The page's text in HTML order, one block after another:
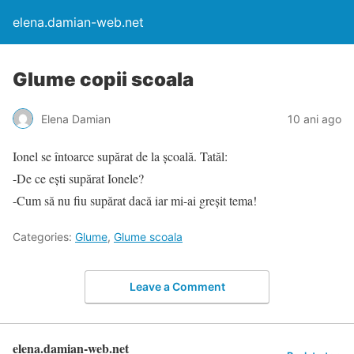
elena.damian-web.net
Glume copii scoala
Elena Damian 10 ani ago
Ionel se întoarce supărat de la școală. Tatăl:
-De ce ești supărat Ionele?
-Cum să nu fiu supărat dacă iar mi-ai greșit tema!
Categories: Glume, Glume scoala
Leave a Comment
elena.damian-web.net